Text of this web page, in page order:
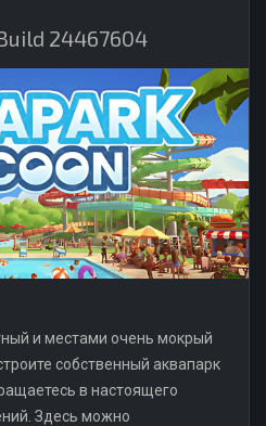
24467604
и местами очень мокрый
собственный аквапарк
в настоящего
Здесь можно